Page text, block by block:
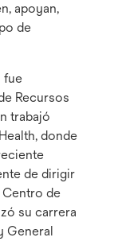
apoyan,
de
fue
Recursos
trabajó
donde
de dirigir
Centro de
su carrera
General